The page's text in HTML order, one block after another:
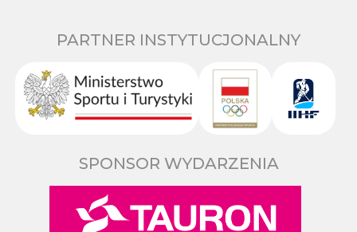
PARTNER INSTYTUCJONALNY
SPONSOR WYDARZENIA